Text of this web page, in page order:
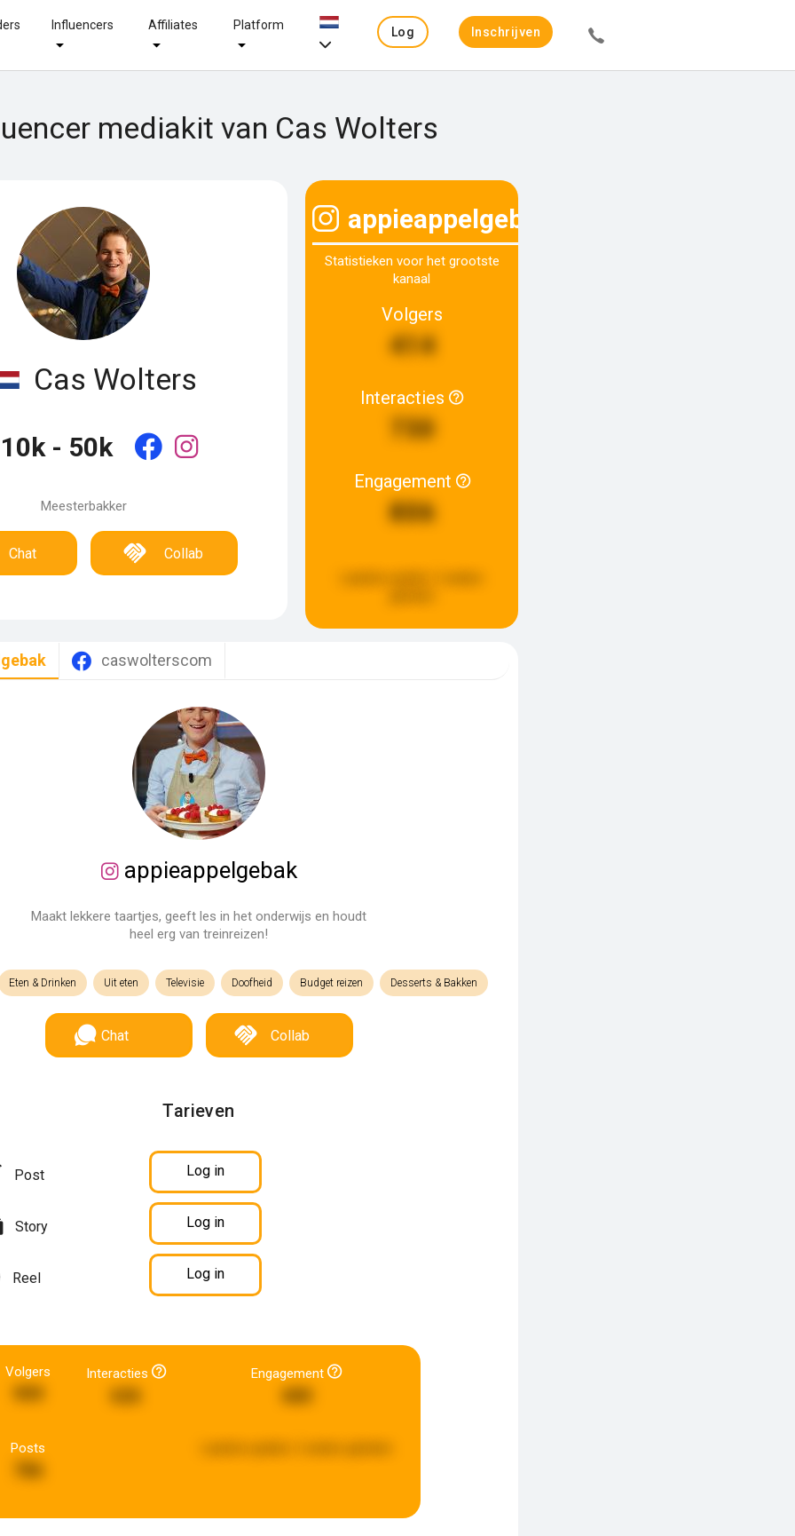
Influencers Affiliates Platform
Log
Inschrijven
mediakit van Cas Wolters
Cas Wolters
10k - 50k
Meesterbakker
Chat Collab
appieappelgebak
Statistieken voor het grootste
kanaal
Volgers
414
Interacties
730
Engagement
806
caswolterscom
appieappelgebak
Maakt lekkere taartjes, geeft les in het onderwijs en houdt
heel erg van treinreizen!
Eten & Drinken Uit eten Televisie Doofheid Budget reizen Desserts & Bakken
Chat Collab
Tarieven
Post Log in
Story Log in
Reel Log in
Volgers Interacties
626
Engagement
680
Posts
786